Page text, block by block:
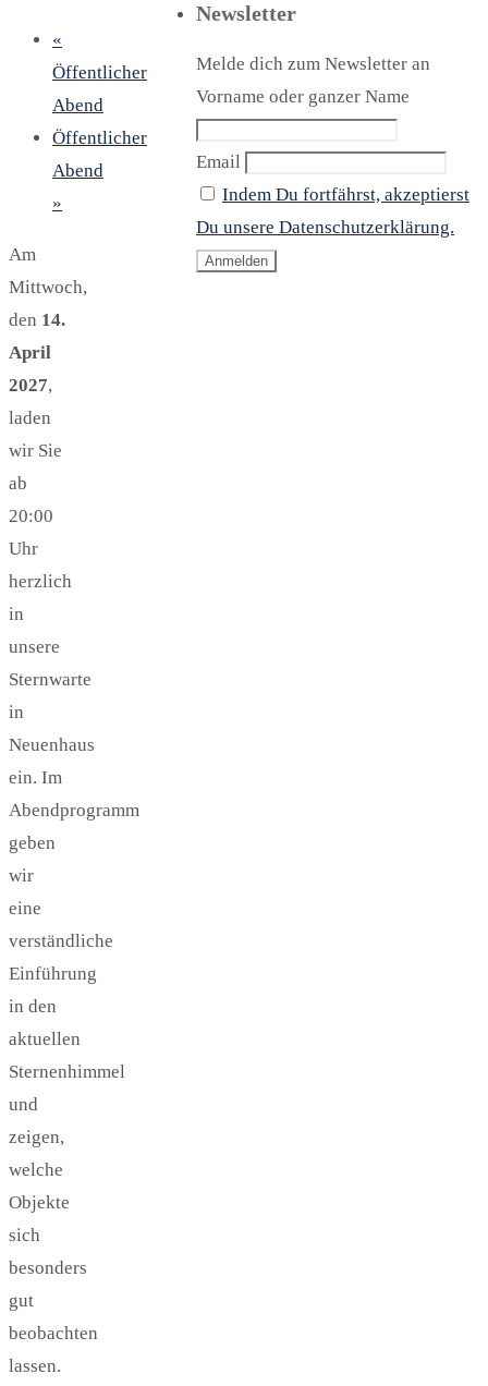
«
Öffentlicher
Abend
Öffentlicher
Abend
»
Am
Mittwoch,
den 14.
April
2027,
laden
wir Sie
ab
20:00
Uhr
herzlich
in
unsere
Sternwarte
in
Neuenhaus
ein. Im
Abendprogramm
geben
wir
eine
verständliche
Einführung
in den
aktuellen
Sternenhimmel
und
zeigen,
welche
Objekte
sich
besonders
gut
beobachten
lassen.
Newsletter
Melde dich zum Newsletter an
Vorname oder ganzer Name
Email
Indem Du fortfährst, akzeptierst
Du unsere Datenschutzerklärung.